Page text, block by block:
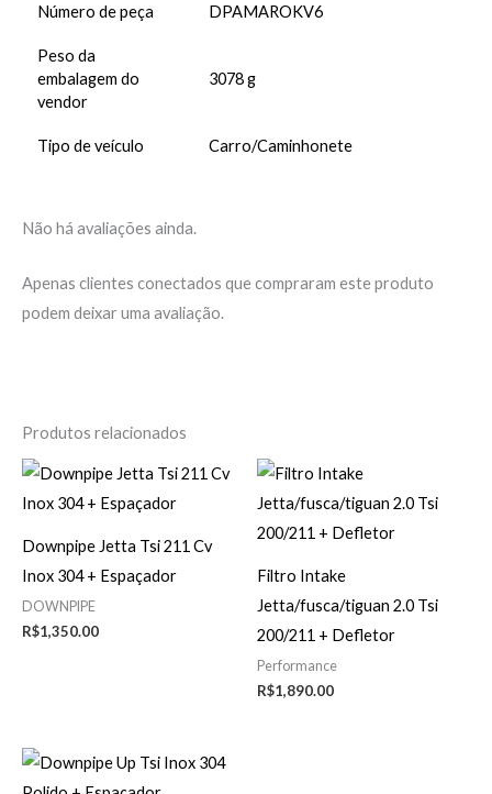
Número de peça DPAMAROKV6
Peso da
embalagem do
vendor
3078 g
Tipo de veículo Carro/Caminhonete
Não há avaliações ainda.
Apenas clientes conectados que compraram este produto
podem deixar uma avaliação.
Produtos relacionados
Downpipe Jetta Tsi 211 Cv
Inox 304 + Espaçador
DOWNPIPE
R$1,350.00
Filtro Intake
Jetta/fusca/tiguan 2.0 Tsi
200/211 + Defletor
Performance
R$1,890.00